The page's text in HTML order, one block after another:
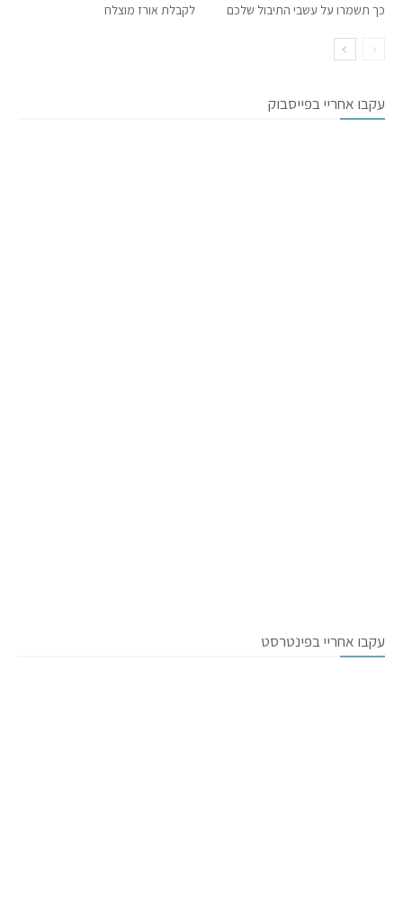
כך תשמרו על עשבי התיבול שלכם לקבלת אורז מוצלח
עקבו אחריי בפייסבוק
עקבו אחריי בפינטרסט